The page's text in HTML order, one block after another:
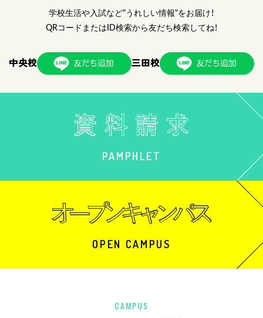
学校生活や入試など"うれしい情報"をお届け！
QRコードまたはID検索から友だち検索してね！
中央校 三田校
PAMPHLET
OPEN CAMPUS
CAMPUS